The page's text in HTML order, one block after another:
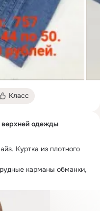
Класс
верхней одежды
Куртка из плотного
карманы обманки,